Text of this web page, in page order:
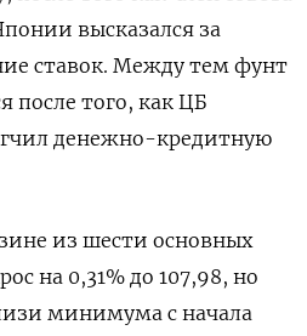
высказался за
ставок. Между тем фунт
после того, как ЦБ
денежно-кредитную
из шести основных
на 0,31% до 107,98​, но
минимума с начала